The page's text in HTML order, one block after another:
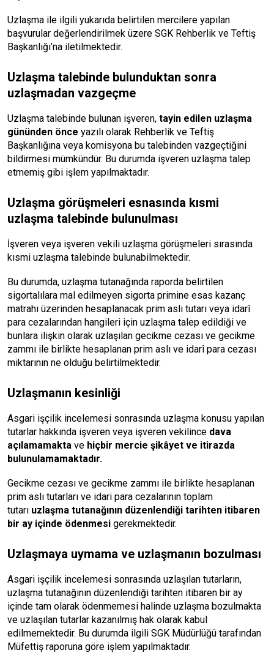
Uzlaşma ile ilgili yukarıda belirtilen mercilere yapılan
başvurular değerlendirilmek üzere SGK Rehberlik ve Teftiş
Başkanlığı’na iletilmektedir.
Uzlaşma talebinde bulunduktan sonra
uzlaşmadan vazgeçme
Uzlaşma talebinde bulunan işveren, tayin edilen uzlaşma
gününden önce yazılı olarak Rehberlik ve Teftiş
Başkanlığına veya komisyona bu talebinden vazgeçtiğini
bildirmesi mümkündür. Bu durumda işveren uzlaşma talep
etmemiş gibi işlem yapılmaktadır.
Uzlaşma görüşmeleri esnasında kısmi
uzlaşma talebinde bulunulması
İşveren veya işveren vekili uzlaşma görüşmeleri sırasında
kısmi uzlaşma talebinde bulunabilmektedir.
Bu durumda, uzlaşma tutanağında raporda belirtilen
sigortalılara mal edilmeyen sigorta primine esas kazanç
matrahı üzerinden hesaplanacak prim aslı tutarı veya idarî
para cezalarından hangileri için uzlaşma talep edildiği ve
bunlara ilişkin olarak uzlaşılan gecikme cezası ve gecikme
zammı ile birlikte hesaplanan prim aslı ve idarî para cezası
miktarının ne olduğu belirtilmektedir.
Uzlaşmanın kesinliği
Asgari işçilik incelemesi sonrasında uzlaşma konusu yapılan
tutarlar hakkında işveren veya işveren vekilince dava
açılamamakta ve hiçbir mercie şikâyet ve itirazda
bulunulamamaktadır.
Gecikme cezası ve gecikme zammı ile birlikte hesaplanan
prim aslı tutarları ve idari para cezalarının toplam
tutarı uzlaşma tutanağının düzenlendiği tarihten itibaren
bir ay içinde ödenmesi gerekmektedir.
Uzlaşmaya uymama ve uzlaşmanın bozulması
Asgari işçilik incelemesi sonrasında uzlaşılan tutarların,
uzlaşma tutanağının düzenlendiği tarihten itibaren bir ay
içinde tam olarak ödenmemesi halinde uzlaşma bozulmakta
ve uzlaşılan tutarlar kazanılmış hak olarak kabul
edilmemektedir. Bu durumda ilgili SGK Müdürlüğü tarafından
Müfettiş raporuna göre işlem yapılmaktadır.